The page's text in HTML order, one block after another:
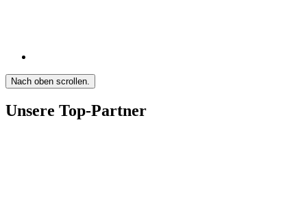
Nach oben scrollen.
Unsere Top-Partner